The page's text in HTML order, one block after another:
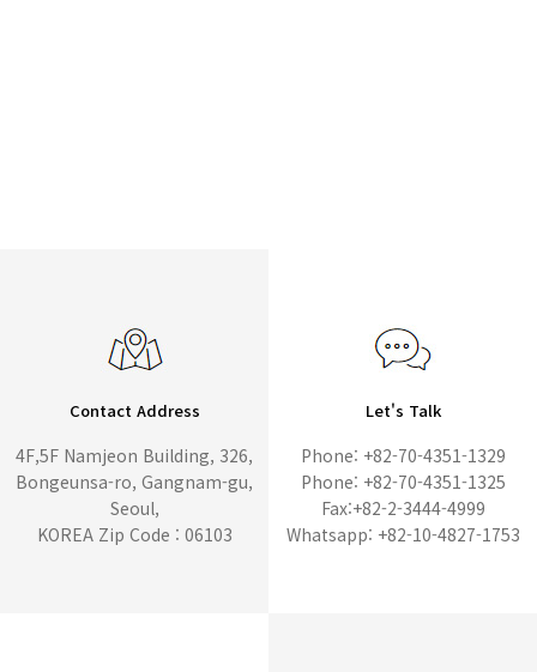
Contact Address
4F,5F Namjeon Building, 326,
Bongeunsa-ro, Gangnam-gu,
Seoul,
KOREA Zip Code : 06103
Let's Talk
Phone: +82-70-4351-1329
Phone: +82-70-4351-1325
Fax:+82-2-3444-4999
Whatsapp: +82-10-4827-1753